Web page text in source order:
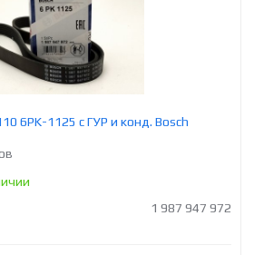
6PK-1125 с ГУР и конд. Bosch
1 987 947 972